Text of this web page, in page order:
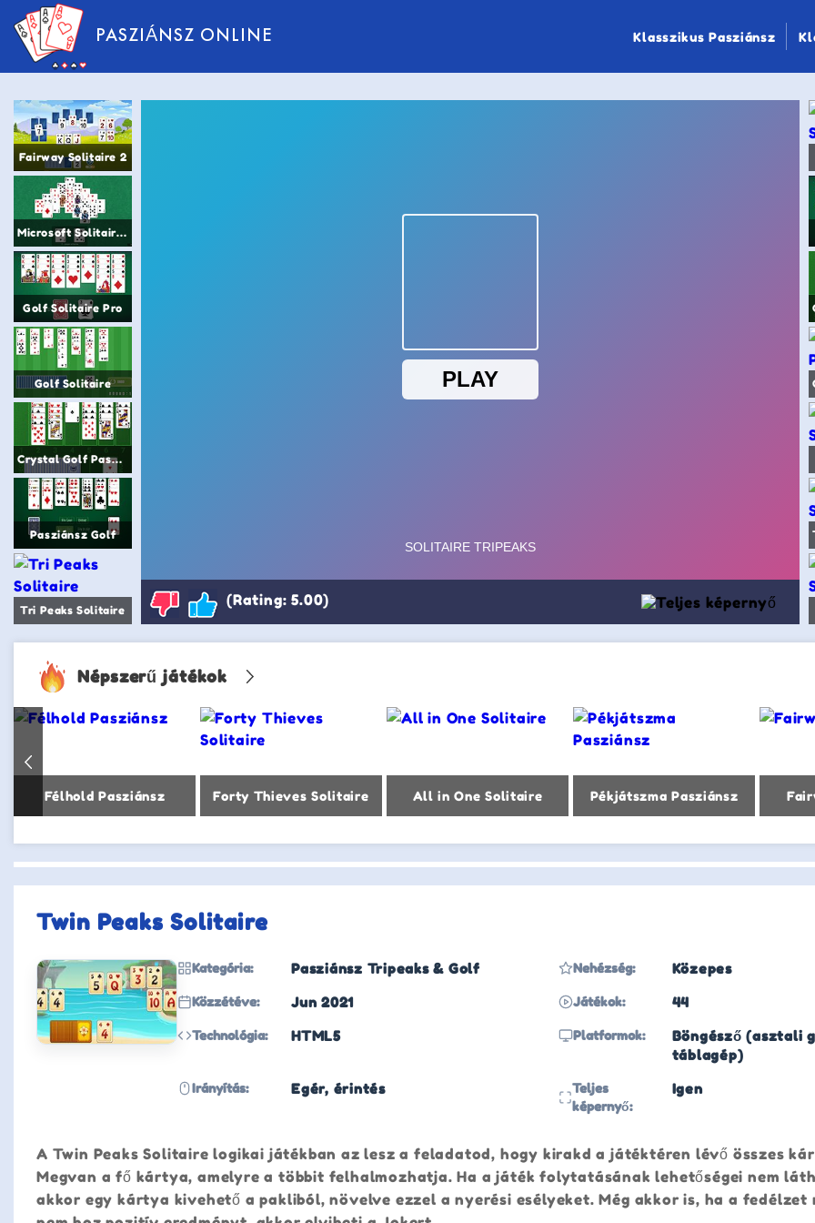
PASZIÁNSZ ONLINE Klasszikus Pasziánsz
Fairway Solitaire 2
Microsoft Solitaire Collection
Golf Solitaire Pro
Golf Solitaire
Crystal Golf Pasziánsz
Pasziánsz Golf
Tri Peaks Solitaire
(Rating: 5.00)
Népszerű játékok
Félhold Pasziánsz Forty Thieves Solitaire All in One Solitaire Pékjátszma Pasziánsz
Twin Peaks Solitaire
Kategória: Pasziánsz Tripeaks & Golf Nehézség: Közepes
Közzétéve: Jun 2021 Játékok: 44
Technológia: HTML5 Platformok:
Böngésző (asztali
táblagép)
Irányítás: Egér, érintés
Teljes
képernyő:
Igen
A Twin Peaks Solitaire logikai játékban az lesz a feladatod, hogy kirakd a játéktéren lévő összes
Megvan a fő kártya, amelyre a többit felhalmozhatja. Ha a játék folytatásának lehetőségei nem
akkor egy kártya kivehető a pakliból, növelve ezzel a nyerési esélyeket. Még akkor is, ha a fedélzet